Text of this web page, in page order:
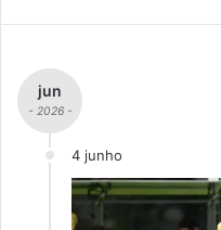
jun
- 2026 -
4 junho